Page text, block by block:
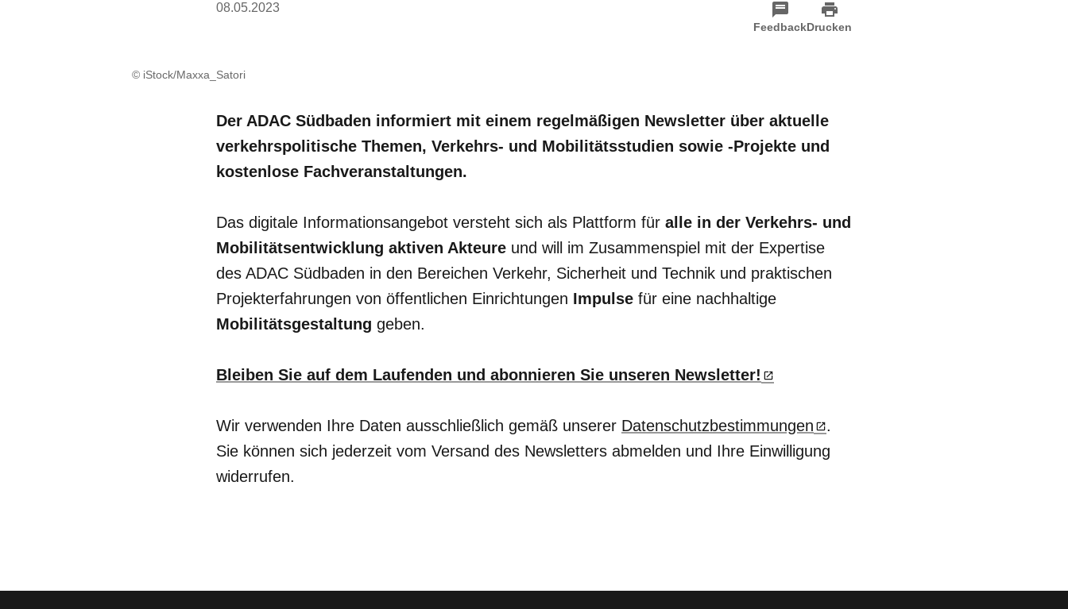
08.05.2023
FeedbackDrucken
© iStock/Maxxa_Satori
Der ADAC Südbaden informiert mit einem regelmäßigen Newsletter über aktuelle
verkehrspolitische Themen, Verkehrs- und Mobilitätsstudien sowie -Projekte und
kostenlose Fachveranstaltungen.
Das digitale Informationsangebot versteht sich als Plattform für alle in der Verkehrs- und
Mobilitätsentwicklung aktiven Akteure und will im Zusammenspiel mit der Expertise
des ADAC Südbaden in den Bereichen Verkehr, Sicherheit und Technik und praktischen
Projekterfahrungen von öffentlichen Einrichtungen Impulse für eine nachhaltige
Mobilitätsgestaltung geben.
Bleiben Sie auf dem Laufenden und abonnieren Sie unseren Newsletter!
Wir verwenden Ihre Daten ausschließlich gemäß unserer Datenschutzbestimmungen
.
Sie können sich jederzeit vom Versand des Newsletters abmelden und Ihre Einwilligung
widerrufen.